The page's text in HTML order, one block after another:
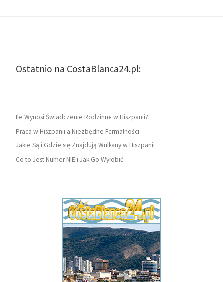
Ostatnio na CostaBlanca24.pl:
Ile Wynosi Świadczenie Rodzinne w Hiszpanii?
Praca w Hiszpanii a Niezbędne Formalności
Jakie Są i Gdzie się Znajdują Wulkany w Hiszpanii
Co to Jest Numer NIE i Jak Go Wyrobić